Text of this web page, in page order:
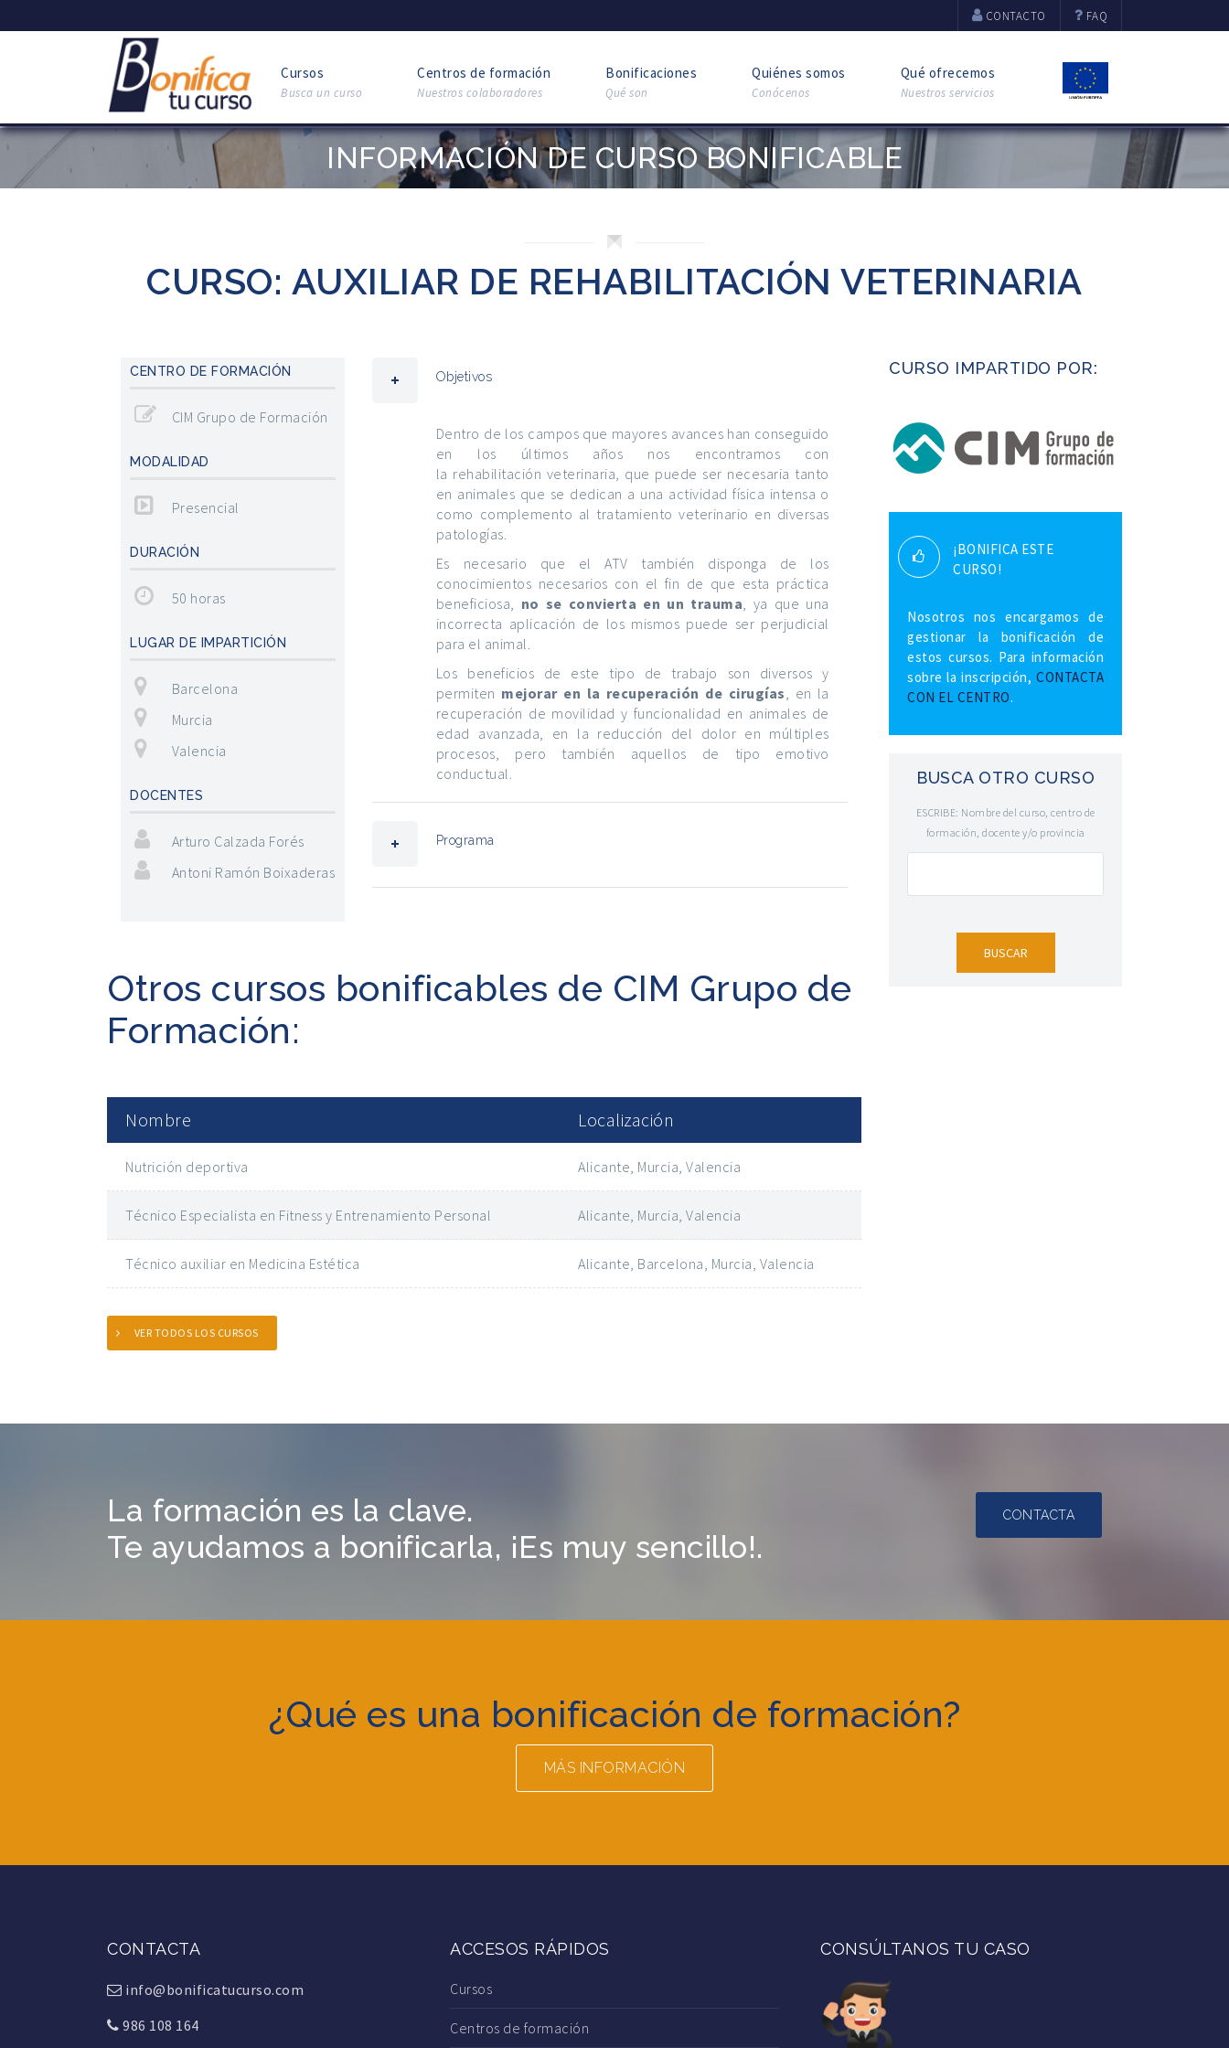
CONTACTO FAQ
Cursos
Busca un curso
Centros de formación
Nuestros colaboradores
Bonificaciones
Qué son
Quiénes somos
Conócenos
Qué ofrecemos
Nuestros servicios
INFORMACIÓN DE CURSO BONIFICABLE
CURSO: AUXILIAR DE REHABILITACIÓN VETERINARIA
CENTRO DE FORMACIÓN
CIM Grupo de Formación
MODALIDAD
Presencial
DURACIÓN
50 horas
LUGAR DE IMPARTICIÓN
Barcelona
Murcia
Valencia
DOCENTES
Arturo Calzada Forés
Antoni Ramón Boixaderas
Objetivos
Dentro de los campos que mayores avances han conseguido
en los últimos años nos encontramos con
la rehabilitación veterinaria, que puede ser necesaria tanto
en animales que se dedican a una actividad física intensa o
como complemento al tratamiento veterinario en diversas
patologías.
Es necesario que elATV también disponga de los
conocimientos necesarios con el fin de que esta práctica
beneficiosa, no se convierta en un trauma, ya que una
incorrecta aplicación de los mismos puede ser perjudicial
para el animal.
Los beneficios de este tipo de trabajo son diversos y
permiten mejorar en la recuperación de cirugías, en la
recuperación de movilidad y funcionalidad en animales de
edad avanzada, en la reducción del dolor en múltiples
procesos, pero también aquellos de tipo emotivo
conductual.
Programa
Otros cursos bonificables de CIM Grupo de
Formación:
Nombre Localización
Nutrición deportiva Alicante, Murcia, Valencia
Técnico Especialista en Fitness y Entrenamiento Personal Alicante, Murcia, Valencia
Técnico auxiliar en Medicina Estética Alicante, Barcelona, Murcia, Valencia
VER TODOS LOS CURSOS
CURSO IMPARTIDO POR:
¡BONIFICA ESTE
CURSO!
Nosotros nos encargamos de
gestionar la bonificación de
estos cursos. Para información
sobre la inscripción, CONTACTA
CON EL CENTRO.
BUSCA OTRO CURSO
ESCRIBE: Nombre del curso, centro de
formación, docente y/o provincia
La formación es la clave.
Te ayudamos a bonificarla, ¡Es muy sencillo!.
CONTACTA
¿Qué es una bonificación de formación?
MÁS INFORMACIÓN
CONTACTA
info@bonificatucurso.com
986 108 164
ACCESOS RÁPIDOS
Cursos
Centros de formación
CONSÚLTANOS TU CASO